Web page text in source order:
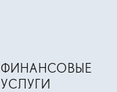
ФИНАНСОВЫЕ
УСЛУГИ